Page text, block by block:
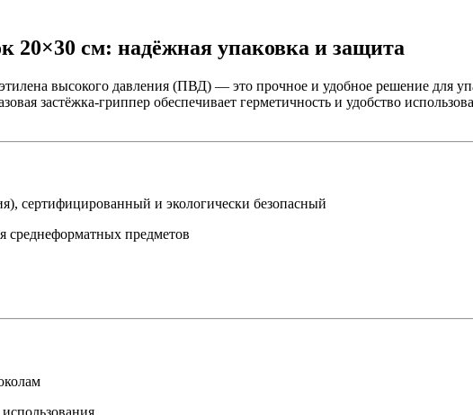
20×30 см: надёжная упаковка и защита
высокого давления (ПВД) — это прочное и удобное решение для
застёжка-гриппер обеспечивает герметичность и удобство
сертифицированный и экологически безопасный
среднеформатных предметов